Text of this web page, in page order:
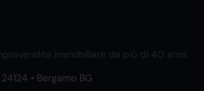
immobiliare da più di 40 anni.
• Bergamo BG